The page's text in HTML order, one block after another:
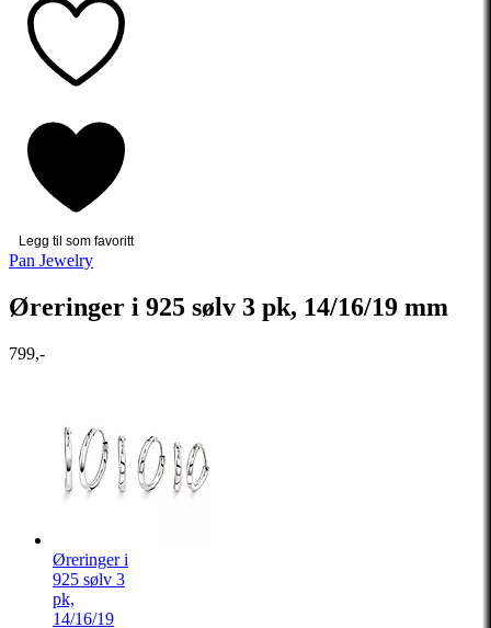
Legg til som favoritt
Pan Jewelry
Øreringer i 925 sølv 3 pk, 14/16/19 mm
799,-
Øreringer i
925 sølv 3
pk,
14/16/19